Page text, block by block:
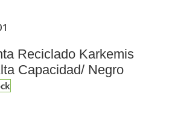
Reciclado Karkemis
Capacidad/ Negro